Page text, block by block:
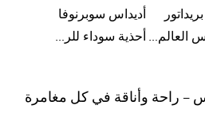
أديداس سوبرنوفا
فرق كأس العالم FIFA 26™ أحذية سوداء للرجال
– راحة وأناقة في كل مغامرة